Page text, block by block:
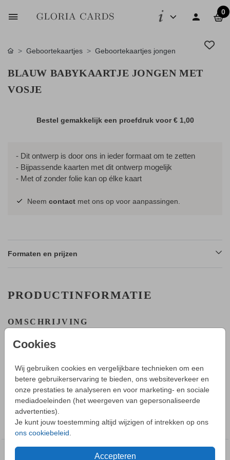
0
Cookies
Wij gebruiken cookies en vergelijkbare technieken om een
betere gebruikerservaring te bieden, ons websiteverkeer en
onze prestaties te analyseren en voor marketing- en sociale
mediadoeleinden (het weergeven van gepersonaliseerde
advertenties).
Je kunt jouw toestemming altijd wijzigen of intrekken op ons
ons cookiebeleid
Accepteren
Geboortekaartjes Geboortekaartjes jongen
BLAUW BABYKAARTJE JONGEN MET
VOSJE
Bestel gemakkelijk een proefdruk voor€ 1,00
- Dit ontwerp is door ons in ieder formaat om te zetten
- Bijpassende kaarten met dit ontwerp mogelijk
- Met of zonder folie kan op élke kaart
Neem contact met ons op voor aanpassingen.
Formaten en prijzen
PRODUCTINFORMATIE
OMSCHRIJVING
- Maak in de editor een mooi ontwerp van dit kaartje.
- Sla deze op in je account en bestel daarna een proefdruk.
- Je kunt alvast de enveloppen bestellen.
- Tijdens bestellen kun je kiezen uit verschillende formaten,
papiersoorten en envelopkleuren.
- Bij je 1e proefdruk ontvang je een proefsetje met samples
van alle papiersoorten en kleuren enveloppen. - Je kunt de
Toon meer
COLLECTIE
Geboortekaartjes jongen